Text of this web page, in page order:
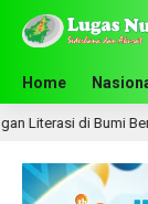
Home
Bersujud 3